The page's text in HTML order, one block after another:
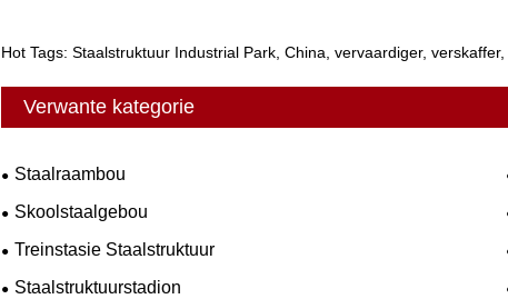
Hot Tags: Staalstruktuur Industrial Park, China, vervaardiger,
Verwante kategorie
Staalraambou
Skoolstaalgebou
Treinstasie Staalstruktuur
Staalstruktuurstadion